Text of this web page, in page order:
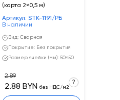
(карта 2×0,5 м)
Артикул: STK-1191/РБ
В наличии
Вид: Сварная
Покрытие: Без покрытия
Размер ячейки (мм): 50×50
2.89
2.88 BYN без НДС/м2
?